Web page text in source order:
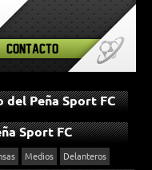
Contacto
Peña Sport FC
Sport FC
Medios Delanteros